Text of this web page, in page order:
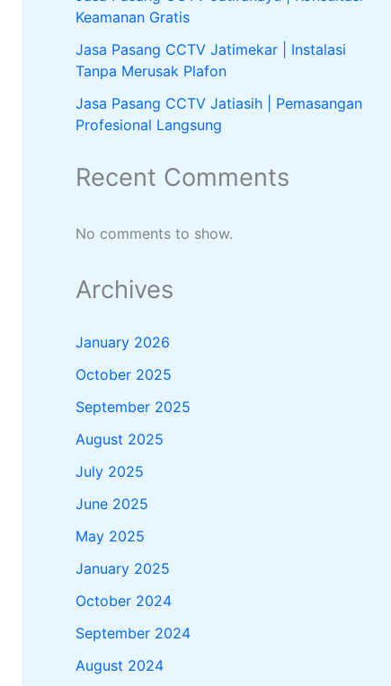
Keamanan Gratis
Jasa Pasang CCTV Jatimekar | Instalasi
Tanpa Merusak Plafon
Jasa Pasang CCTV Jatiasih | Pemasangan
Profesional Langsung
Recent Comments
No comments to show.
Archives
January 2026
October 2025
September 2025
August 2025
July 2025
June 2025
May 2025
January 2025
October 2024
September 2024
August 2024